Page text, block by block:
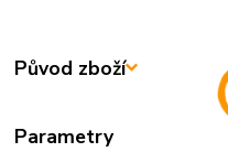
Původ zboží
Parametry